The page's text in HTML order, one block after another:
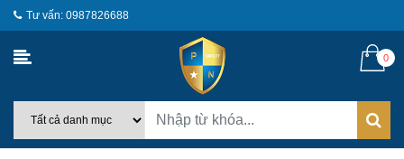
Tư vấn: 0987826688
0